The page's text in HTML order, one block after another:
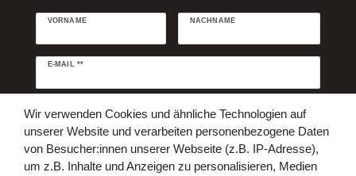
VORNAME NACHNAME
E-MAIL **
Newsletter
Hiermit bestätige ich, dass ich dieDaten­schutz­erklärung
Abonnieren
Wir verwenden Cookies und ähnliche Technologien auf
unserer Website und verarbeiten personenbezogene Daten
von Besucher:innen unserer Webseite (z.B. IP-Adresse),
um z.B. Inhalte und Anzeigen zu personalisieren, Medien